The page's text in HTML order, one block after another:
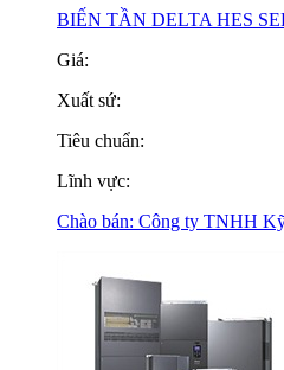
BIẾN TẦN DELTA HES
Giá:
Xuất sứ:
Tiêu chuẩn:
Lĩnh vực:
Chào bán: Công ty TNHH